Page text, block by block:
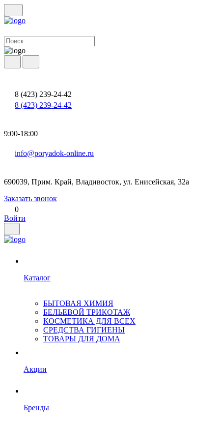
8 (423) 239-24-42
8 (423) 239-24-42
9:00-18:00
info@poryadok-online.ru
690039, Прим. Край, Владивосток, ул. Енисейская, 32а
Заказать звонок
0
Войти
Каталог
БЫТОВАЯ ХИМИЯ
БЕЛЬЕВОЙ ТРИКОТАЖ
КОСМЕТИКА ДЛЯ ВСЕХ
СРЕДСТВА ГИГИЕНЫ
ТОВАРЫ ДЛЯ ДОМА
Акции
Бренды